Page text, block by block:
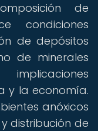
de
condiciones
de depósitos
de minerales
y la economía.
anóxicos
distribución de